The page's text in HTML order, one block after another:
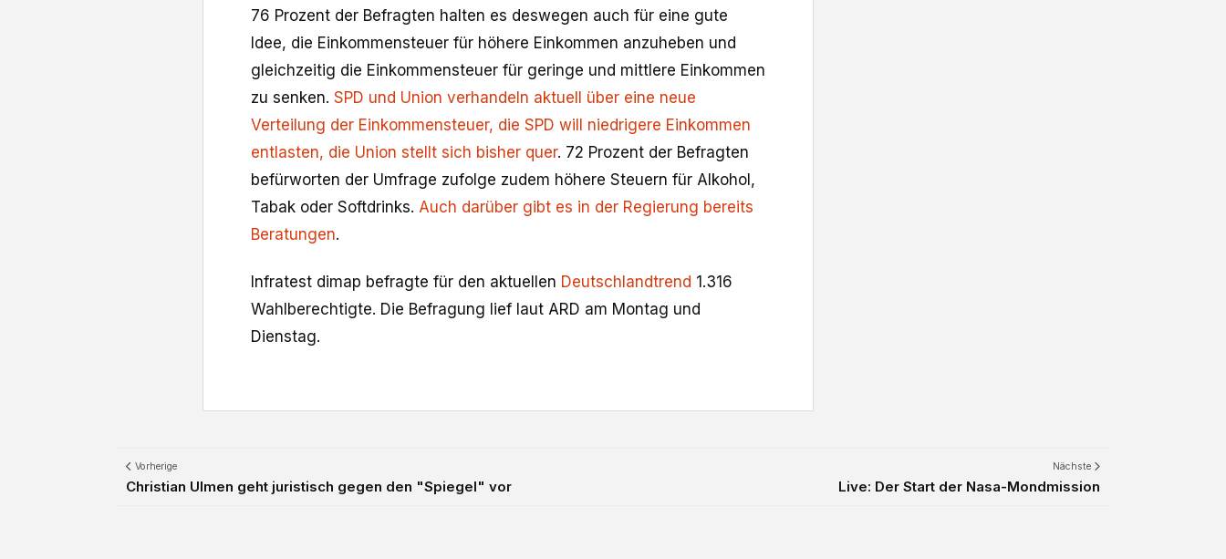
76 Prozent der Befragten halten es deswegen auch für eine gute
Idee, die Einkommensteuer für höhere Einkommen anzuheben und
gleichzeitig die Einkommensteuer für geringe und mittlere Einkommen
zu senken. SPD und Union verhandeln aktuell über eine neue
Verteilung der Einkommensteuer, die SPD will niedrigere Einkommen
entlasten, die Union stellt sich bisher quer. 72 Prozent der Befragten
befürworten der Umfrage zufolge zudem höhere Steuern für Alkohol,
Tabak oder Softdrinks. Auch darüber gibt es in der Regierung bereits
Beratungen.
Infratest dimap befragte für den aktuellen Deutschlandtrend 1.316
Wahlberechtigte. Die Befragung lief laut ARD am Montag und
Dienstag.
Vorherige
Christian Ulmen geht juristisch gegen den "Spiegel" vor
Nächste
Live: Der Start der Nasa-Mondmission